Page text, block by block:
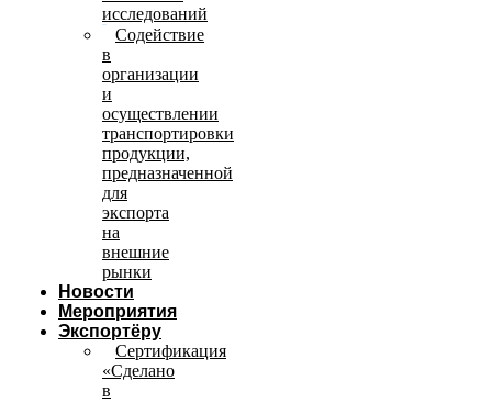
исследований
Содействие
в
организации
и
осуществлении
транспортировки
продукции,
предназначенной
для
экспорта
на
внешние
рынки
Новости
Мероприятия
Экспортёру
Сертификация
«Сделано
в